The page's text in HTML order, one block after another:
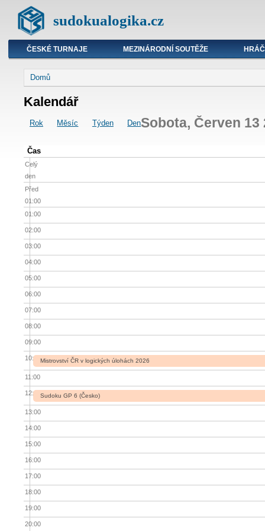
sudokualogika.cz
ČESKÉ TURNAJE MEZINÁRODNÍ SOUTĚŽE
Domů
Kalendář
Rok Měsíc Týden DenSobota, Červen 13
Čas
Celý
den
Před
01:00
01:00
02:00
03:00
04:00
05:00
06:00
07:00
08:00
09:00
10:00Mistrovství ČR v logických úlohách 2026
11:00
12:00Sudoku GP 6 (Česko)
13:00
14:00
15:00
16:00
17:00
18:00
19:00
20:00